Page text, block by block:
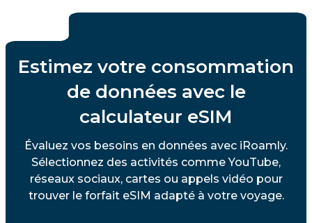
Estimez votre consommation
de données avec le
calculateur eSIM
Évaluez vos besoins en données avec iRoamly.
Sélectionnez des activités comme YouTube,
réseaux sociaux, cartes ou appels vidéo pour
trouver le forfait eSIM adapté à votre voyage.